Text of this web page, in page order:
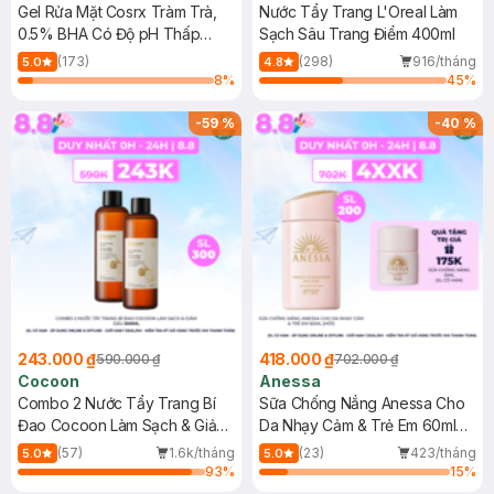
Gel Rửa Mặt Cosrx Tràm Trà,
0.5% BHA Có Độ pH Thấp
150ml
5.0
(173)
8%
Nước Tẩy Trang L'Oreal Làm
Sạch Sâu Trang Điểm 400ml
4.8 (298)
916/tháng
45%
-59%
243.000 ₫590.000 ₫
Cocoon
Combo 2 Nước Tẩy Trang Bí
Đao Cocoon Làm Sạch & Giảm
Dầu 500ml
5.0 (57)
1.6k/tháng
93%
-40%
418.000 ₫702.000 ₫
Anessa
Sữa Chống Nắng Anessa Cho
Da Nhạy Cảm & Trẻ Em 60ml
(Mới)
5.0 (23)
423/tháng
15%